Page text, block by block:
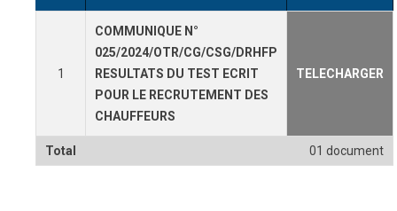
Total 01 document
1
COMMUNIQUE N°
025/2024/OTR/CG/CSG/DRHFP
RESULTATS DU TEST ECRIT
POUR LE RECRUTEMENT DES
CHAUFFEURS
TELECHARGER